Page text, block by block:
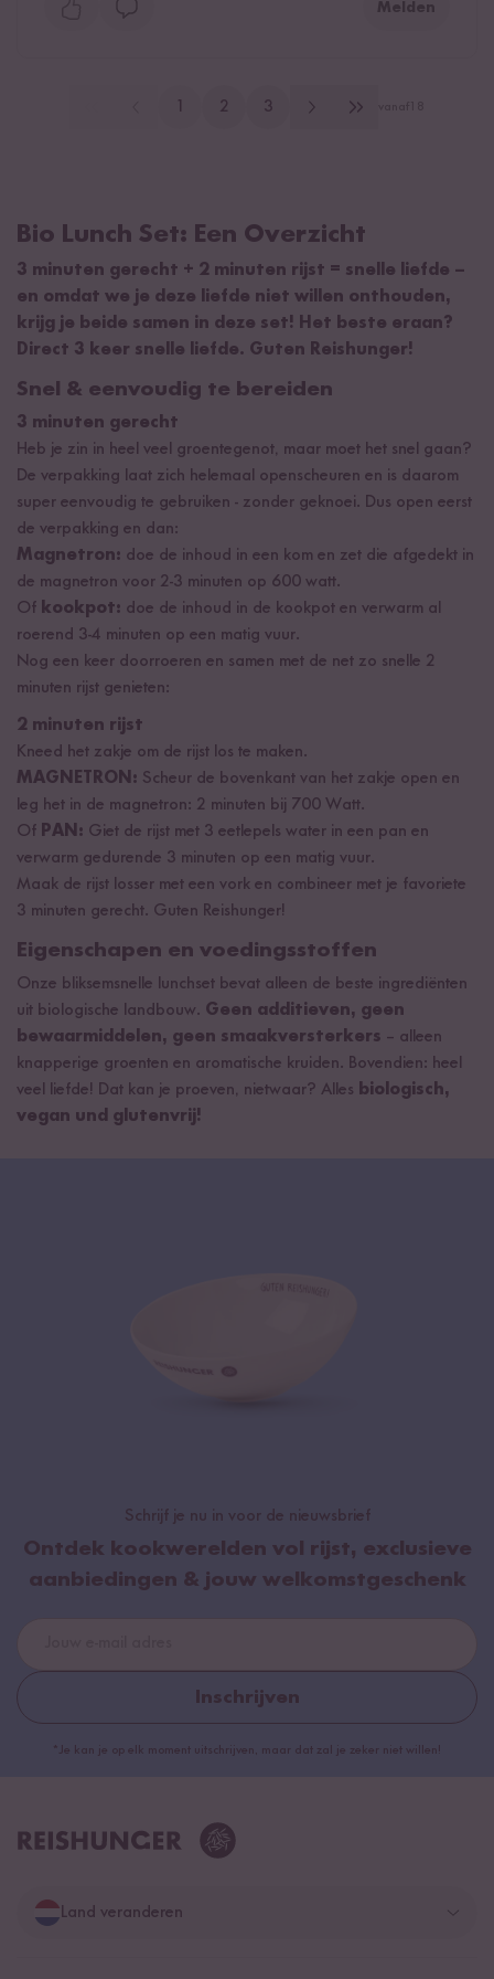
Melden
2 3
Bio Lunch Set: Een Overzicht
3 minuten gerecht + 2 minuten rijst = snelle liefde –
en omdat we je deze liefde niet willen onthouden,
krijg je beide samen in deze set! Het beste eraan?
Direct 3 keer snelle liefde. Guten Reishunger!
Snel & eenvoudig te bereiden
3 minuten gerecht
Heb je zin in heel veel groentegenot, maar moet het snel gaan?
De verpakking laat zich helemaal openscheuren en is daarom
super eenvoudig te gebruiken - zonder geknoei. Dus open eerst
de verpakking en dan:
Magnetron: doe de inhoud in een kom en zet die afgedekt in
de magnetron voor 2-3 minuten op 600 watt.
Of kookpot: doe de inhoud in de kookpot en verwarm al
roerend 3-4 minuten op een matig vuur.
Nog een keer doorroeren en samen met de net zo snelle 2
minuten rijst genieten:
2 minuten rijst
Kneed het zakje om de rijst los te maken.
MAGNETRON: Scheur de bovenkant van het zakje open en
leg het in de magnetron: 2 minuten bij 700 Watt.
Of PAN: Giet de rijst met 3 eetlepels water in een pan en
verwarm gedurende 3 minuten op een matig vuur.
Maak de rijst losser met een vork en combineer met je favoriete
3 minuten gerecht. Guten Reishunger!
Eigenschapen en voedingsstoffen
Onze bliksemsnelle lunchset bevat alleen de beste ingrediënten
uit biologische landbouw. Geen additieven, geen
bewaarmiddelen, geen smaakversterkers – alleen
knapperige groenten en aromatische kruiden. Bovendien: heel
veel liefde! Dat kan je proeven, nietwaar? Alles biologisch,
vegan und glutenvrij!
Schrijf je nu in voor de nieuwsbrief
Ontdek kookwerelden vol rijst, exclusieve
aanbiedingen & jouw welkomstgeschenk
Inschrijven
*Je kan je op elk moment uitschrijven, maar dat zal je zeker niet willen!
Land veranderen